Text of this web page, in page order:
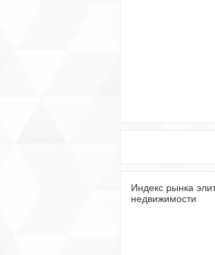
Индекс рынка
недвижимости